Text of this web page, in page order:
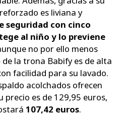
es liviana y
seguridad con cinco
al niño y lo previene
no por ello menos
la trona Babify es de alta
facilidad para su lavado.
acolchados ofrecen
precio es de 129,95 euros,
107,42 euros.